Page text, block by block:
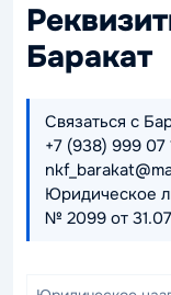
Баракат
Связаться с
+7 (938) 999 07
Юридическое
№ 2099 от